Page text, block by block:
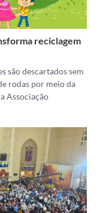
reciclagem
são descartados sem
rodas por meio da
Associação